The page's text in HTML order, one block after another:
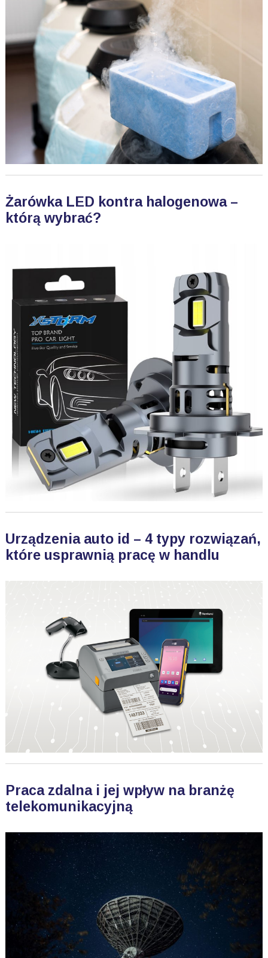
Żarówka LED kontra halogenowa –
którą wybrać?
Urządzenia auto id – 4 typy rozwiązań,
które usprawnią pracę w handlu
Praca zdalna i jej wpływ na branżę
telekomunikacyjną